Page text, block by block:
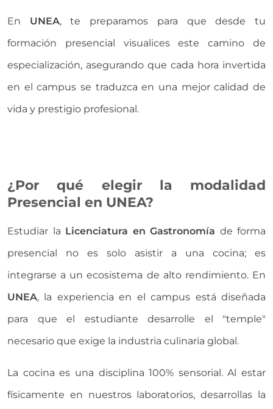
En UNEA, te preparamos para que desde tu
formación presencial visualices este camino de
especialización, asegurando que cada hora invertida
en el campus se traduzca en una mejor calidad de
vida y prestigio profesional.
¿Por qué elegir la modalidad
Presencial en UNEA?
Estudiar la Licenciatura en Gastronomía de forma
presencial no es solo asistir a una cocina; es
integrarse a un ecosistema de alto rendimiento. En
UNEA, la experiencia en el campus está diseñada
para que el estudiante desarrolle el "temple"
necesario que exige la industria culinaria global.
La cocina es una disciplina 100% sensorial. Al estar
físicamente en nuestros laboratorios, desarrollas la